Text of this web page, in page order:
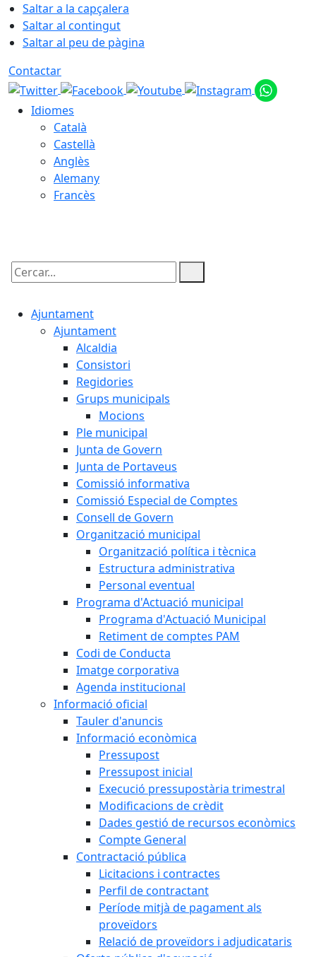
Saltar a la capçalera
Saltar al contingut
Saltar al peu de pàgina
Contactar
Idiomes
Català
Castellà
Anglès
Alemany
Francès
Cercar:
Ajuntament
Ajuntament
Alcaldia
Consistori
Regidories
Grups municipals
Mocions
Ple municipal
Junta de Govern
Junta de Portaveus
Comissió informativa
Comissió Especial de Comptes
Consell de Govern
Organització municipal
Organització política i tècnica
Estructura administrativa
Personal eventual
Programa d'Actuació municipal
Programa d'Actuació Municipal
Retiment de comptes PAM
Codi de Conducta
Imatge corporativa
Agenda institucional
Informació oficial
Tauler d'anuncis
Informació econòmica
Pressupost
Pressupost inicial
Execució pressupostària trimestral
Modificacions de crèdit
Dades gestió de recursos econòmics
Compte General
Contractació pública
Licitacions i contractes
Perfil de contractant
Període mitjà de pagament als
proveïdors
Relació de proveïdors i adjudicataris